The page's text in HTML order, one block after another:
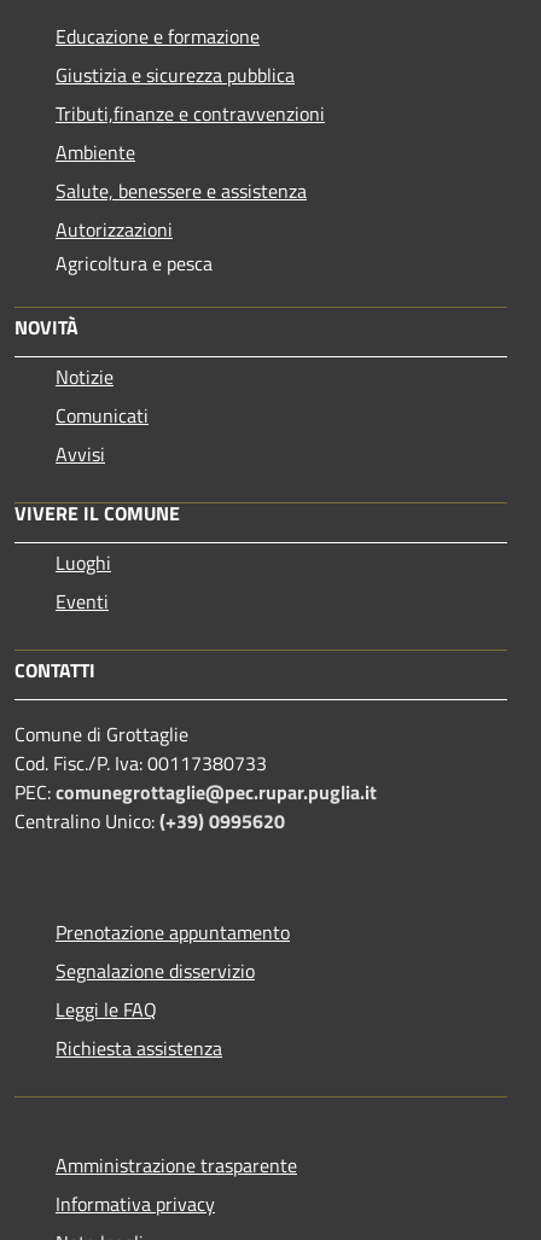
Educazione e formazione
Giustizia e sicurezza pubblica
Tributi,finanze e contravvenzioni
Ambiente
Salute, benessere e assistenza
Autorizzazioni
Agricoltura e pesca
NOVITÀ
Notizie
Comunicati
Avvisi
VIVERE IL COMUNE
Luoghi
Eventi
CONTATTI
Comune di Grottaglie
Cod. Fisc./P. Iva: 00117380733
PEC:comunegrottaglie@pec.rupar.puglia.it
Centralino Unico:(+39) 0995620
Prenotazione appuntamento
Segnalazione disservizio
Leggi le FAQ
Richiesta assistenza
Amministrazione trasparente
Informativa privacy